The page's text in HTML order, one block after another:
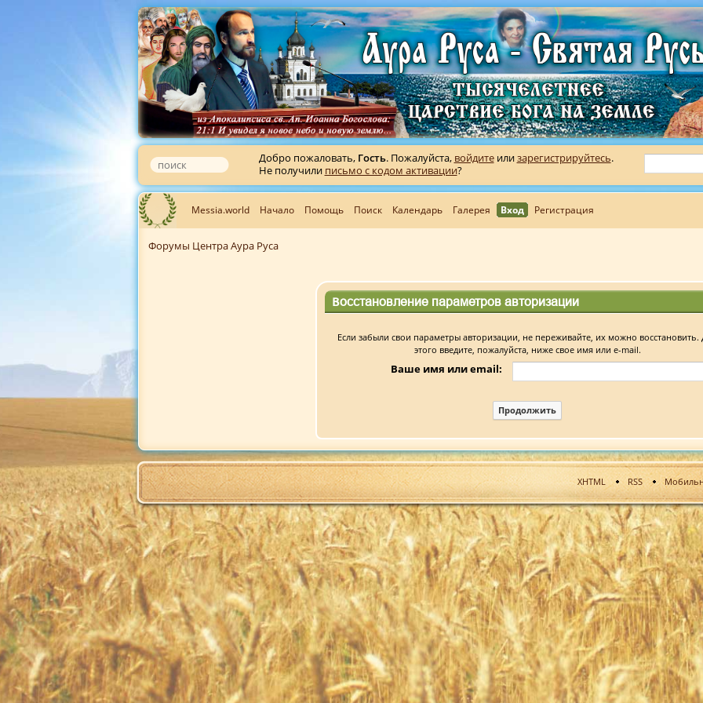
Добро пожаловать, Гость. Пожалуйста, войдитеилизарегистрируйтесь.
Не получили письмо с кодом активации?
Messia.world Начало Помощь Поиск Календарь Галерея Вход Регистрация
Форумы Центра Аура Руса
Восстановление параметров авторизации
Если забыли свои параметры авторизации, не переживайте, их можно восстановить.
этого введите, пожалуйста, ниже свое имя или e-mail.
Ваше имя или email:
XHTML RSS